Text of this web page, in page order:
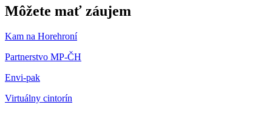
Môžete mať záujem
Kam na Horehroní
Partnerstvo MP-ČH
Envi-pak
Virtuálny cintorín